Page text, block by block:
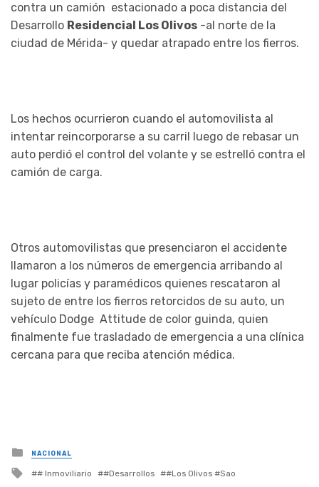
contra un camión estacionado a poca distancia del
Desarrollo Residencial Los Olivos -al norte de la
ciudad de Mérida- y quedar atrapado entre los fierros.
Los hechos ocurrieron cuando el automovilista al
intentar reincorporarse a su carril luego de rebasar un
auto perdió el control del volante y se estrelló contra el
camión de carga.
Otros automovilistas que presenciaron el accidente
llamaron a los números de emergencia arribando al
lugar policías y paramédicos quienes rescataron al
sujeto de entre los fierros retorcidos de su auto, un
vehículo Dodge Attitude de color guinda, quien
finalmente fue trasladado de emergencia a una clínica
cercana para que reciba atención médica.
Posted
in
NACIONAL
Tagged
# Inmoviliario #Desarrollos
#Los Olivos #Sao